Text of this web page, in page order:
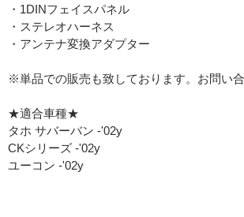
・1DINフェイスパネル
・ステレオハーネス
・アンテナ変換アダプター
※単品での販売も致しております。お問い合
★適合車種★
タホ サバーバン -'02y
CKシリーズ -'02y
ユーコン -'02y